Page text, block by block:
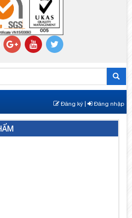
Đăng ký | Đăng nhập